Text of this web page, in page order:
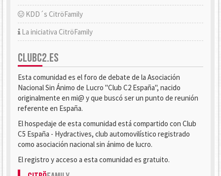
KDD´s CitröFamily
La iniciativa CitröFamily
CLUBC2.ES
Esta comunidad es el foro de debate de la Asociación
Nacional Sin Ánimo de Lucro "Club C2 España", nacido
originalmente en mi@ y que buscó ser un punto de reunión
referente en España.
El hospedaje de esta comunidad está compartido con Club
C5 España - Hydractives, club automovilístico registrado
como asociación nacional sin ánimo de lucro.
El registro y acceso a esta comunidad es gratuito.